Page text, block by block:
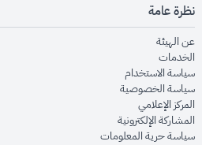
نظرة عامة
عن الهيئةopens in new window
الخدماتopens in new window
سياسة الاستخدام
سياسة الخصوصيةopens in new window
المركز الإعلاميopens in new window
المشاركة الإلكترونيةopens in new window
سياسة حرية المعلوماتopens in new window